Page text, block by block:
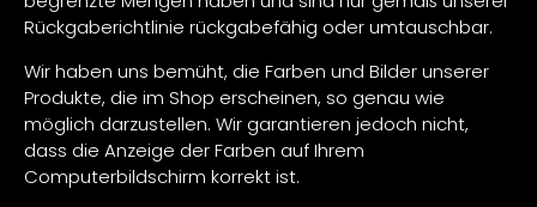
Rückgaberichtlinie rückgabefähig oder umtauschbar.
Wir haben uns bemüht, die Farben und Bilder unserer
Produkte, die im Shop erscheinen, so genau wie
möglich darzustellen. Wir garantieren jedoch nicht,
dass die Anzeige der Farben auf Ihrem
Computerbildschirm korrekt ist.